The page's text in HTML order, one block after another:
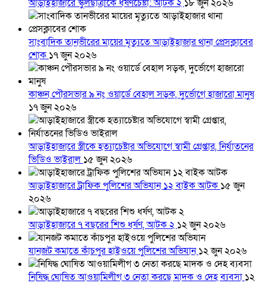
আড়াইহাজারে স্কুলছাত্রীকে ধর্ষণচেষ্টা: আটক ২ ১৮ জুন ২০২৬
সাংবাদিক তানভীরের মায়ের মৃত্যুতে আড়াইহাজার থানা প্রেসক্লাবের
শোক ১৭ জুন ২০২৬
কাঞ্চন পৌরসভার ৯ নং ওয়ার্ডে বেহাল সড়ক, দুর্ভোগে হাজারো মানুষ
১৭ জুন ২০২৬
আড়াইহাজারে স্ত্রীকে হত্যাচেষ্টার অভিযোগে স্বামী গ্রেপ্তার, নির্যাতনের
ভিডিও ভাইরাল ১৫ জুন ২০২৬
আড়াইহাজারে ট্রাফিক পুলিশের অভিযান ১২ বাইক আটক ১৫ জুন
২০২৬
আড়াইহাজারে ৭ বছরের শিশু ধর্ষণ, আটক ২ ১২ জুন ২০২৬
যানজট কমাতে কাঁচপুর হাইওয়ে পুলিশের অভিযান১২ জুন ২০২৬
নিষিদ্ধ ঘোষিত আওয়ামিলীগ ৩ নেতা করছে মাদক ও দেহ ব্যবসা ১২